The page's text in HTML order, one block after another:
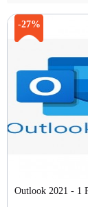
-27%
Outlook 2021 - 1